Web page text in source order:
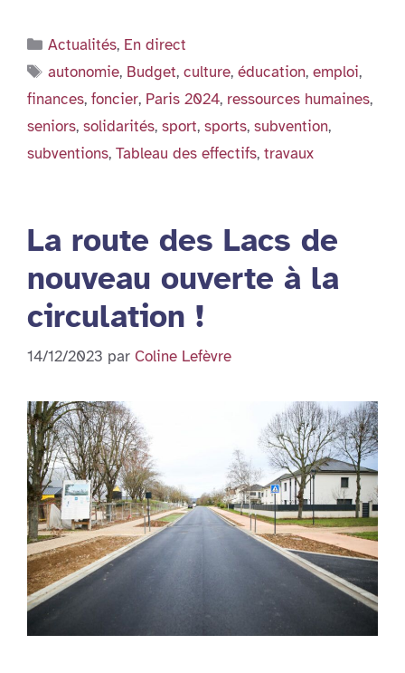
Catégories
Actualités, En direct
Étiquettes
autonomie, Budget,culture,éducation,emploi,
finances, foncier, Paris 2024, ressources humaines,
seniors, solidarités, sport, sports, subvention,
subventions, Tableau des effectifs, travaux
La route des Lacs de
nouveau ouverte à la
circulation !
14/12/2023 par Coline Lefèvre